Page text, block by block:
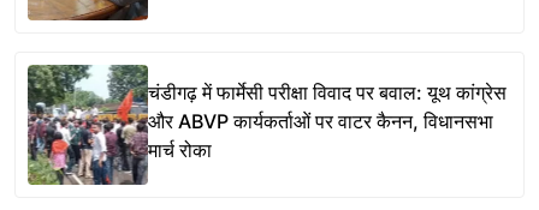
चंडीगढ़ में फार्मेसी परीक्षा विवाद पर बवाल: यूथ कांग्रेस
और ABVP कार्यकर्ताओं पर वाटर कैनन, विधानसभा
मार्च रोका